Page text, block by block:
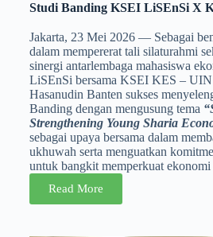
Studi Banding KSEI LiSEnSi X
Jakarta, 23 Mei 2026 — Sebagai
dalam mempererat tali silaturahmi
sinergi antarlembaga mahasiswa
LiSEnSi bersama KSEI KES – UIN
Hasanudin Banten sukses
Banding dengan mengusung tema
Strengthening Young Sharia
sebagai upaya bersama dalam
ukhuwah serta menguatkan
untuk bangkit memperkuat ekonomi
Read More